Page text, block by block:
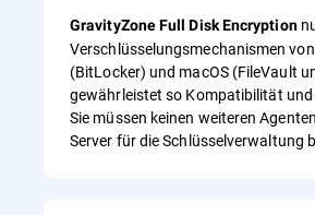
GravityZone Full Disk Encryption
Verschlüsselungsmechanismen
(BitLocker) und macOS (FileVault
gewährleistet so Kompatibilität
Sie müssen keinen weiteren
Server für die Schlüsselverwaltung